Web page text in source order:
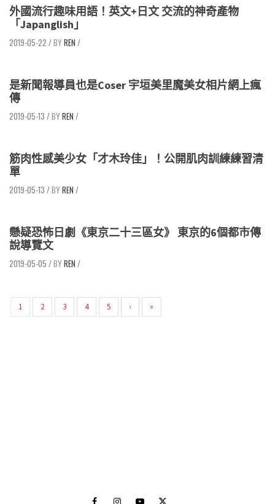
外國流行趣味用語！英文+日文 交流的神奇產物
「Japanglish」
2019-05-22 / REN /
是新聞報導員也是Coser 宇垣美里魔美女相片網上瘋
傳
2019-05-13 / REN /
筋肉性感美少女「才木玲佳」！公開肌肉訓練練習清
單
2019-05-13 / REN /
懸疑恐怖日劇《東京二十三區女》 東京的6個都市傳
說導覽文
2019-05-05 / REN /
1 2 3 4 5 › »
FacebookInstagramYoutubeTwitter